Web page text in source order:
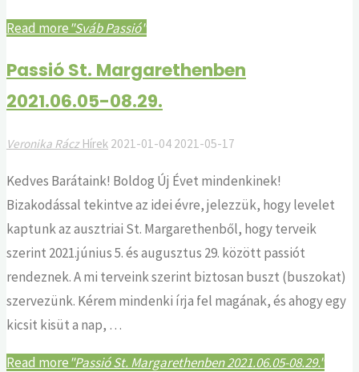
Read more"Sváb Passió"
Passió St. Margarethenben
2021.06.05-08.29.
Veronika Rácz Hírek 2021-01-04 2021-05-17
Kedves Barátaink! Boldog Új Évet mindenkinek!
Bizakodással tekintve az idei évre, jelezzük, hogy levelet
kaptunk az ausztriai St. Margarethenből, hogy terveik
szerint 2021.június 5. és augusztus 29. között passiót
rendeznek. A mi terveink szerint biztosan buszt (buszokat)
szervezünk. Kérem mindenki írja fel magának, és ahogy egy
kicsit kisüt a nap, …
Read more"Passió St. Margarethenben 2021.06.05-08.29."